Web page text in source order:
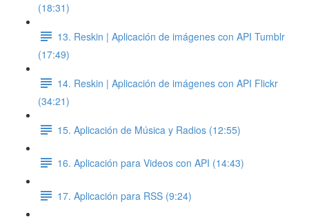
(18:31)
13. Reskin | Aplicación de imágenes con API Tumblr
(17:49)
14. Reskin | Aplicación de imágenes con API Flickr
(34:21)
15. Aplicación de Música y Radios (12:55)
16. Aplicación para Videos con API (14:43)
17. Aplicación para RSS (9:24)